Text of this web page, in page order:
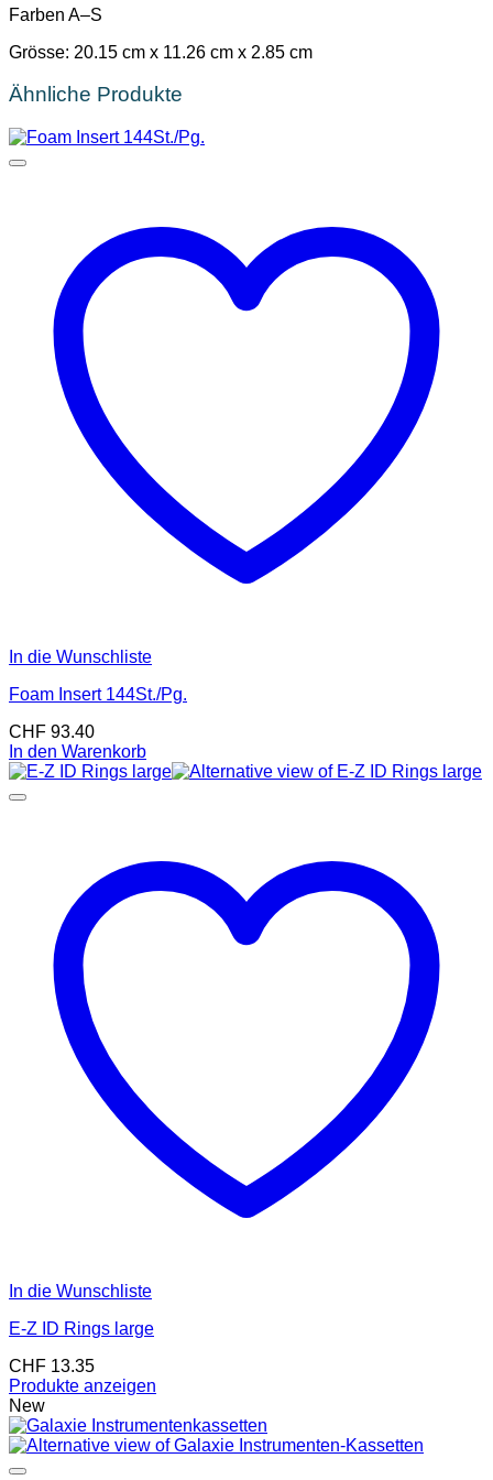
Farben A–S
Grösse: 20.15 cm x 11.26 cm x 2.85 cm
Ähnliche Produkte
In die Wunschliste
Foam Insert 144St./Pg.
CHF 93.40
In den Warenkorb
In die Wunschliste
E-Z ID Rings large
CHF 13.35
Produkte anzeigen
New